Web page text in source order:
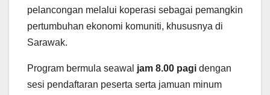
pelancongan melalui koperasi sebagai pemangkin
pertumbuhan ekonomi komuniti, khususnya di
Sarawak.
Program bermula seawal jam 8.00 pagi dengan
sesi pendaftaran peserta serta jamuan minum